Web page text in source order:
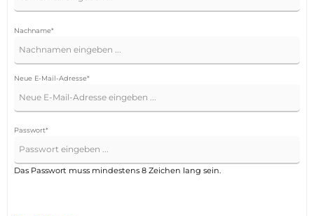
Nachname*
Neue E-Mail-Adresse*
Passwort*
Das Passwort muss mindestens 8 Zeichen lang sein.